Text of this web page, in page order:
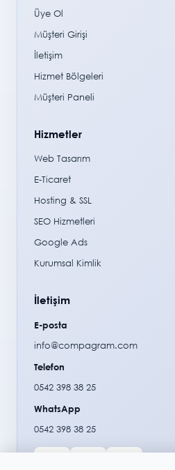
Üye Ol
Müşteri Girişi
İletişim
Hizmet Bölgeleri
Müşteri Paneli
Hizmetler
Web Tasarım
E-Ticaret
Hosting & SSL
SEO Hizmetleri
Google Ads
Kurumsal Kimlik
İletişim
E-posta
info@compagram.com
Telefon
0542 398 38 25
WhatsApp
0542 398 38 25